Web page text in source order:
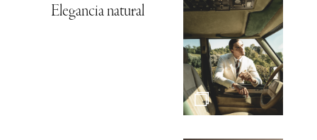
Elegancia natural